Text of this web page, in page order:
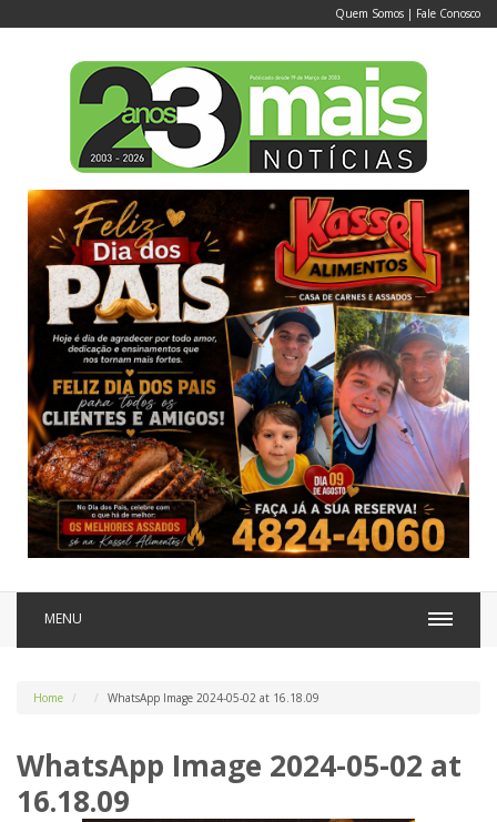
Quem Somos | Fale Conosco
MENU
Home WhatsApp Image 2024-05-02 at 16.18.09
WhatsApp Image 2024-05-02 at
16.18.09